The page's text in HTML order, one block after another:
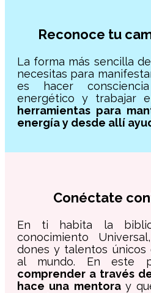
Reconoce tu
La forma más sencilla
necesitas para
es hacer
energético y trabajar
herramientas para
energía y desde allí
Conéctate
En ti habita la
conocimiento
dones y talentos únicos
al mundo. En este
comprender a través
hace una mentora y